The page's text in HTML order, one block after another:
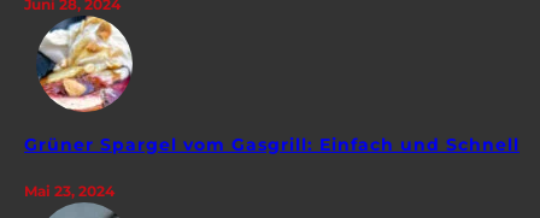
Juni 28, 2024
Grüner Spargel vom Gasgrill: Einfach und Schnell
Mai 23, 2024